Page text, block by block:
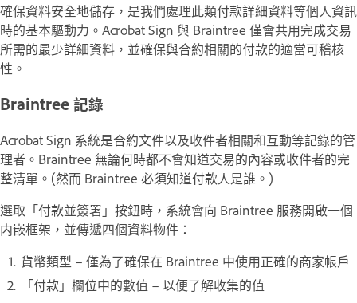
確保資料安全地儲存，是我們處理此類付款詳細資料等個人資訊
時的基本驅動力。Acrobat Sign 與 Braintree 僅會共用完成交易
所需的最少詳細資料，並確保與合約相關的付款的適當可稽核
性。
Braintree 記錄
Acrobat Sign 系統是合約文件以及收件者相關和互動等記錄的管
理者。Braintree 無論何時都不會知道交易的內容或收件者的完
整清單。(然而 Braintree 必須知道付款人是誰。)
選取「付款並簽署 」按鈕時，系統會向 Braintree 服務開啟一個
内嵌框架，並傳遞四個資料物件：
貨幣類型 – 僅為了確保在 Braintree 中使用正確的商家帳戶
「付款」欄位中的數值 – 以便了解收集的值